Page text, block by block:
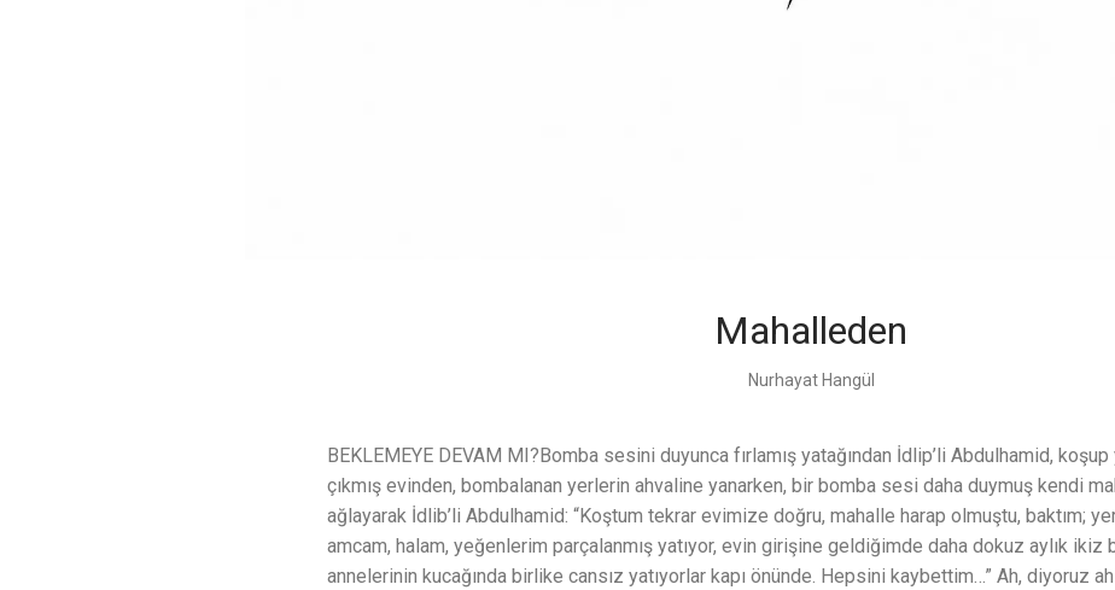
Mahalleden
Nurhayat Hangül
BEKLEMEYE DEVAM MI?Bomba sesini duyunca fırlamış yatağından İdlip’li Abdulhamid,
çıkmış evinden, bombalanan yerlerin ahvaline yanarken, bir bomba sesi daha duymuş kendi
ağlayarak İdlib’li Abdulhamid: “Koştum tekrar evimize doğru, mahalle harap olmuştu, baktım;
amcam, halam, yeğenlerim parçalanmış yatıyor, evin girişine geldiğimde daha dokuz aylık ikiz
annelerinin kucağında birlike cansız yatıyorlar kapı önünde. Hepsini kaybettim…” Ah, diyoruz